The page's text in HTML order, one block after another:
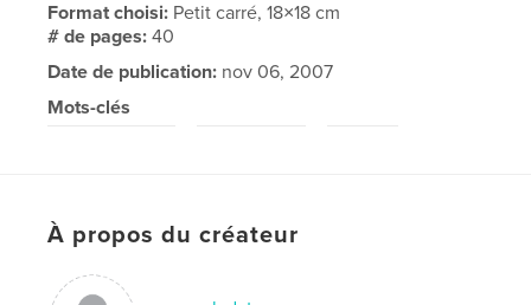
Format choisi: Petit carré, 18×18 cm
# de pages:40
Date de publication: nov 06, 2007
Mots-clés
À propos du créateur